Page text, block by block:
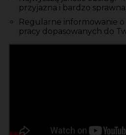
przyjazna i bardzo sprawna
Regularne informowanie
pracy dopasowanych do